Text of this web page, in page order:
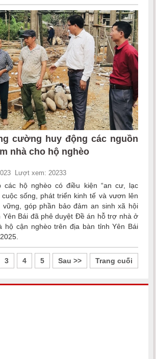
cường huy động các nguồn
nhà cho hộ nghèo
Lượt xem: 20233
hộ nghèo có điều kiện “an cư, lạc
cuộc sống, phát triển kinh tế và vươn lên
vững, góp phần bảo đảm an sinh xã hội
Yên Bái đã phê duyệt Đề án hỗ trợ nhà ở
hộ cận nghèo trên địa bàn tỉnh Yên Bái
3 4 5 Sau >> Trang cuối